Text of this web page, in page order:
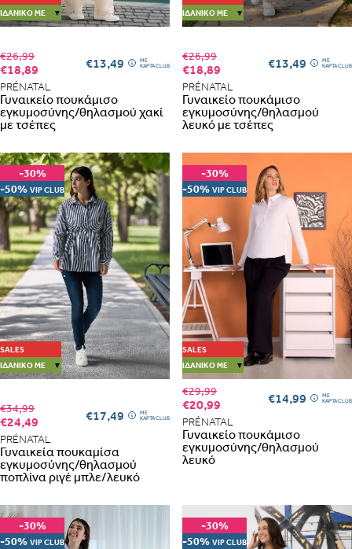
ΙΔΑΝΙΚΌ ΜΕ
▼
€26,99
€18,89 €13,49 ME
ΚΑΡΤΑ CLUB
PRÉNATAL
Γυναικείο πουκάμισο
εγκυμοσύνης/θηλασμού χακί
με τσέπες
ΙΔΑΝΙΚΌ ΜΕ
▼
€26,99
€18,89 €13,49 ME
ΚΑΡΤΑ CLUB
PRÉNATAL
Γυναικείο πουκάμισο
εγκυμοσύνης/θηλασμού
λευκό με τσέπες
-30%
-50% VIP CLUB
SALES
ΙΔΑΝΙΚΌ ΜΕ
▼
€34,99
€24,49 €17,49 ME
ΚΑΡΤΑ CLUB
PRÉNATAL
Γυναικεία πουκαμίσα
εγκυμοσύνης/θηλασμού
ποπλίνα ριγέ μπλε/λευκό
-30%
-50% VIP CLUB
SALES
ΙΔΑΝΙΚΌ ΜΕ
▼
€29,99
€20,99 €14,99 ME
ΚΑΡΤΑ CLUB
PRÉNATAL
Γυναικείο πουκάμισο
εγκυμοσύνης/θηλασμού
λευκό
-30%
-50% VIP CLUB
-30%
-50% VIP CLUB
Albania Armenia
Portugal Romania